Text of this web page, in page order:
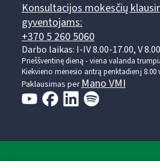
Konsultacijos mokesčių
gyventojams:
+370 5 260 5060
Darbo laikas: I-IV 8.00-17.00, V
Prieššventinę dieną - viena valanda
Kiekvieno mėnesio antrą penktadienį 8.00
Paklausimas perMano VMI